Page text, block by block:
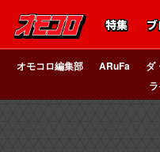
特集
オモコロ編集部 ARuFa ダ